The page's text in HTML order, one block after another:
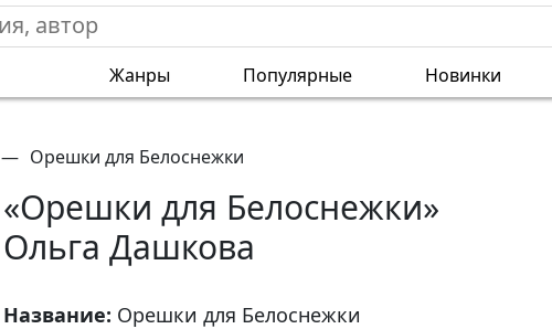
Жанры Популярные Новинки
— Орешки для Белоснежки
«Орешки для Белоснежки»
Ольга Дашкова
Название: Орешки для Белоснежки